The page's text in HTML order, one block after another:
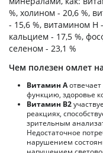
%, холином - 20,6 %,
- 15,6 %, витамином H
кальцием - 17,5 %,
селеном - 23,1 %
Чем полезен омлет
Витамин А
функцию, здоровье
Витамин В2
реакциях,
зрительным
Недостаточное
нарушением